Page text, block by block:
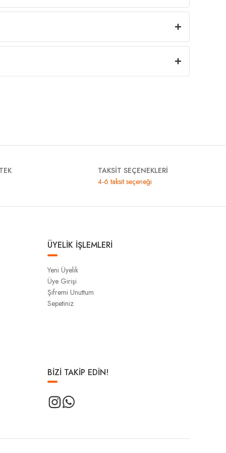
TAKSİT SEÇENEKLERİ
4-6 taksit seçeneği
ÜYELİK İŞLEMLERİ
Yeni Üyelik
Üye Girişi
Şifremi Unuttum
Sepetiniz
BİZİ TAKİP EDİN!